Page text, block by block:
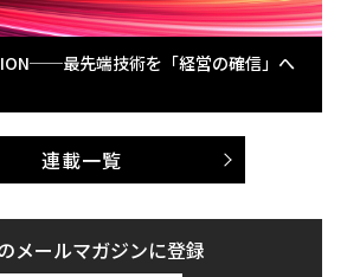
最先端技術を「経営の確信」へ
連載一覧
メールマガジンに登録